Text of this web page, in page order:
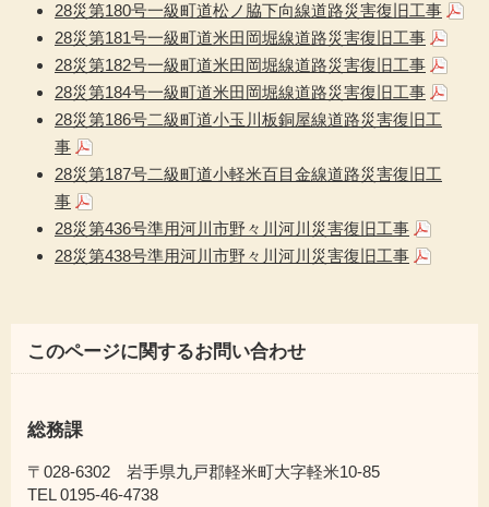
28災第180号一級町道松ノ脇下向線道路災害復旧工事
28災第181号一級町道米田岡堀線道路災害復旧工事
28災第182号一級町道米田岡堀線道路災害復旧工事
28災第184号一級町道米田岡堀線道路災害復旧工事
28災第186号二級町道小玉川板銅屋線道路災害復旧工
事
28災第187号二級町道小軽米百目金線道路災害復旧工
事
28災第436号準用河川市野々川河川災害復旧工事
28災第438号準用河川市野々川河川災害復旧工事
このページに関するお問い合わせ
総務課
〒028-6302 岩手県九戸郡軽米町大字軽米10-85
TEL 0195-46-4738